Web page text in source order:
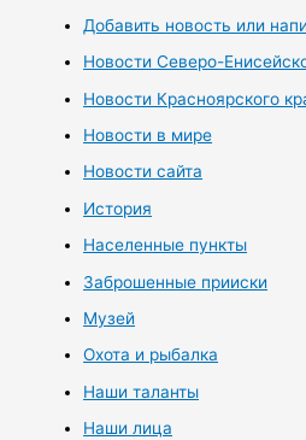
Добавить новость или
Новости Северо-
Новости Красноярского
Новости в мире
Новости сайта
История
Населенные пункты
Заброшенные прииски
Музей
Охота и рыбалка
Наши таланты
Наши лица